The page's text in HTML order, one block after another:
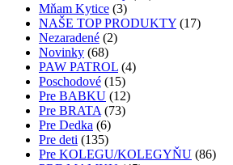
Mňam Kytice (3)
NAŠE TOP PRODUKTY (17)
Nezaradené (2)
Novinky (68)
PAW PATROL (4)
Poschodové (15)
Pre BABKU (12)
Pre BRATA (73)
Pre Dedka (6)
Pre deti (135)
Pre KOLEGU/KOLEGYŇU (86)